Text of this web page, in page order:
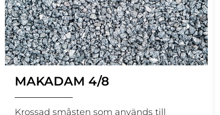
MAKADAM 4/8
Krossad småsten som används till